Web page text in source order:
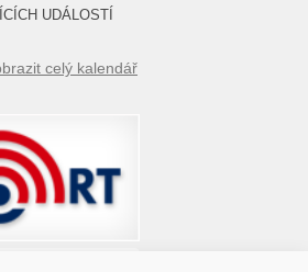
UDÁLOSTÍ
celý kalendář